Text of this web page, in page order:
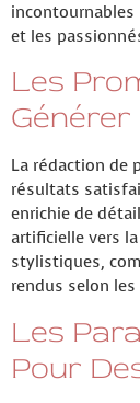
et les
Les
Générer
La rédaction de
résultats
enrichie de
artificielle vers
stylistiques,
rendus selon
Les
Pour